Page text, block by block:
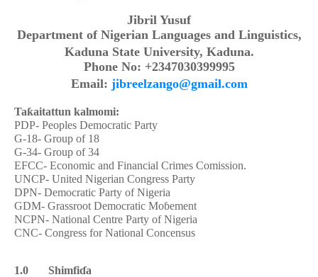
Jibril Yusuf
Department of Nigerian Languages and Linguistics,
Kaduna State University, Kaduna.
Phone No: +2347030399995
Email: jibreelzango@gmail.com
Taƙaitattun kalmomi:
PDP- Peoples Democratic Party
G-18- Group of 18
G-34- Group of 34
EFCC- Economic and Financial Crimes Comission.
UNCP- United Nigerian Congress Party
DPN- Democratic Party of Nigeria
GDM- Grassroot Democratic Moɓement
NCPN- National Centre Party of Nigeria
CNC- Congress for National Concensus
1.0 Shimfiɗa